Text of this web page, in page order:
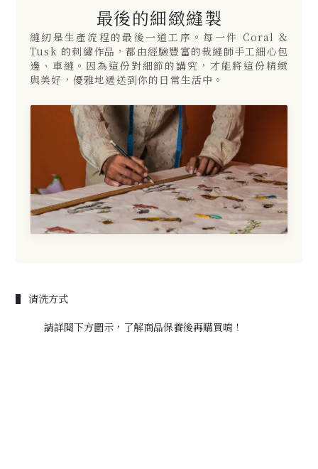
最後的細緻縫製
縫紉是生產流程的最後一道工序。每一件 Coral &
Tusk 的刺繡作品，都由經驗豐富的裁縫師手工細心包
邊、車縫。因為這份對細節的講究，才能將這份精緻
與美好，優雅地遞送到你的日常生活中。
▌ 清洗方式
請詳閱下方圖示，了解商品保養後再購買唷！